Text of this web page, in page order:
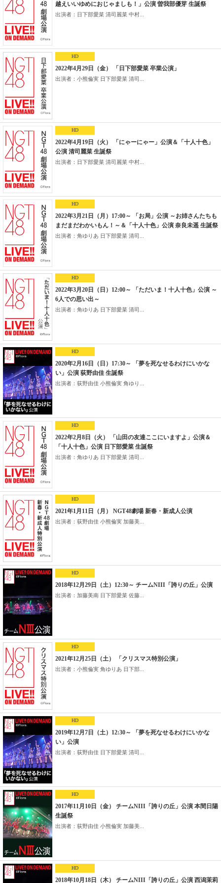
越えいいゆめにおじゃましも！」公演 曽我部優芽 生誕祭
出演者：日下部愛菜 清司麗菜 中村...
HD
2022年4月29日（金） 「日下部愛菜 卒業公演」
出演者：小熊倫実 日下部愛菜 清司...
HD
2022年4月19日（火） 「にゃーにゃー」公演＆「十人十色」
公演 清司麗菜 生誕祭
出演者：日下部愛菜 清司麗菜 中村...
HD
2022年3月21日（月）17:00～ 「お局」公演 ～お姉さんたちも
まだまだわかいもん！～＆「十人十色」公演 奈良未遥 生誕祭
出演者：角ゆりあ 日下部愛菜 清司...
HD
2022年3月20日（日）12:00～ 「ただいま！十人十色」公演 ～
6人での思い出～
出演者：角ゆりあ 日下部愛菜 清司...
HD
2020年2月16日（日）17:30～ 「夢を死なせるわけにいかな
い」公演 荻野由佳 生誕祭
出演者：荻野由佳 小熊倫実 角ゆり...
HD
2022年2月8日（火） 「山田の友達ここにいますよ」公演＆
「十人十色」公演 日下部愛菜 生誕祭
出演者：角ゆりあ 日下部愛菜 清司...
HD
2021年1月11日（月） NGT48劇場 新春・新成人公演
出演者：荻野由佳 小熊倫実 加藤美...
HD
2018年12月29日（土）12:30～ チームNIII「誇りの丘」公演
出演者：加藤美南 日下部愛菜 佐藤...
HD
2021年12月25日（土） 「クリスマス特別公演」
出演者：小熊倫実 角ゆりあ 日下部...
HD
2019年12月7日（土）12:30～ 「夢を死なせるわけにいかな
い」公演
出演者：荻野由佳 日下部愛菜 清司...
HD
2017年11月10日（金） チームNIII「誇りの丘」公演 本間日陽
生誕祭
出演者：荻野由佳 小熊倫実 加藤美...
HD
2018年10月18日（木） チームNIII「誇りの丘」公演 西潟茉莉